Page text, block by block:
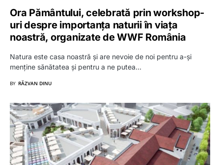
Ora Pământului, celebrată prin workshop-
uri despre importanța naturii în viața
noastră, organizate de WWF România
Natura este casa noastră și are nevoie de noi pentru a-și
menține sănătatea și pentru a ne putea…
BY RĂZVAN DINU